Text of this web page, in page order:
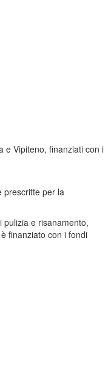
e Vipiteno, finanziati con i
prescritte per la
pulizia e risanamento,
finanziato con i fondi